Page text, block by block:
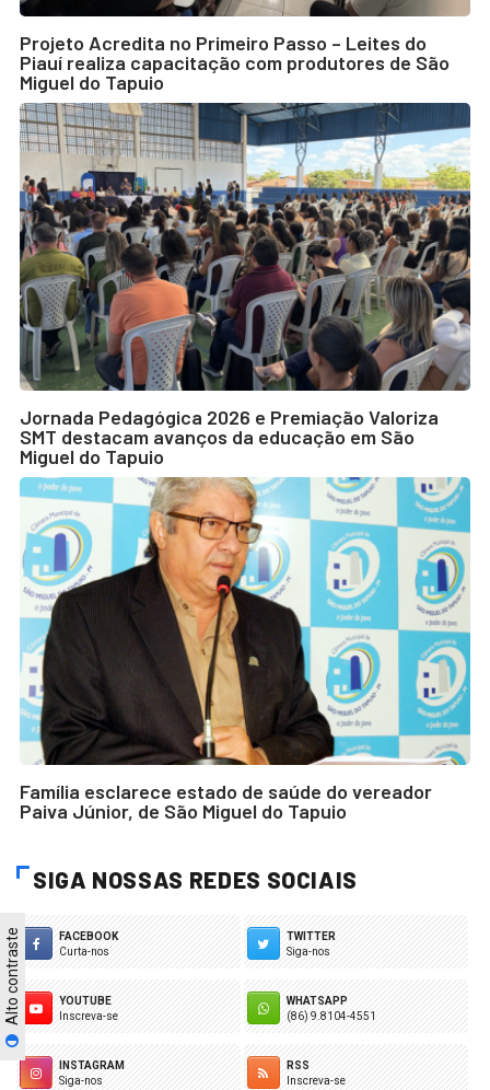
Alto contraste
Projeto Acredita no Primeiro Passo – Leites do
Piauí realiza capacitação com produtores de São
Miguel do Tapuio
Jornada Pedagógica 2026 e Premiação Valoriza
SMT destacam avanços da educação em São
Miguel do Tapuio
Família esclarece estado de saúde do vereador
Paiva Júnior, de São Miguel do Tapuio
SIGA NOSSAS REDES SOCIAIS
FACEBOOK
Curta-nos
TWITTER
Siga-nos
YOUTUBE
Inscreva-se
WHATSAPP
(86) 9.8104-4551
INSTAGRAM
Siga-nos
RSS
Inscreva-se